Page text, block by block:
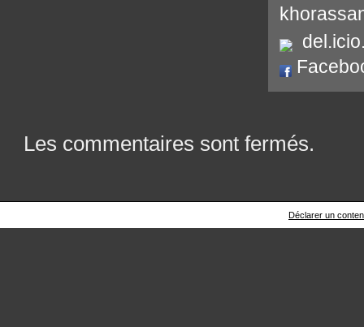
Les commentaires sont fermés.
Déclarer un